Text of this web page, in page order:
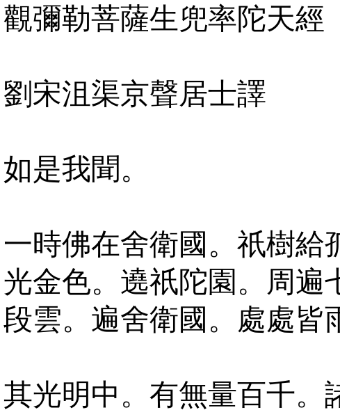
觀彌勒菩薩生兜率陀天經
劉宋沮渠京聲居士譯
如是我聞。
一時佛在舍衛國。祇樹給
光金色。遶祇陀園。周遍
段雲。遍舍衛國。處處皆
其光明中。有無量百千。